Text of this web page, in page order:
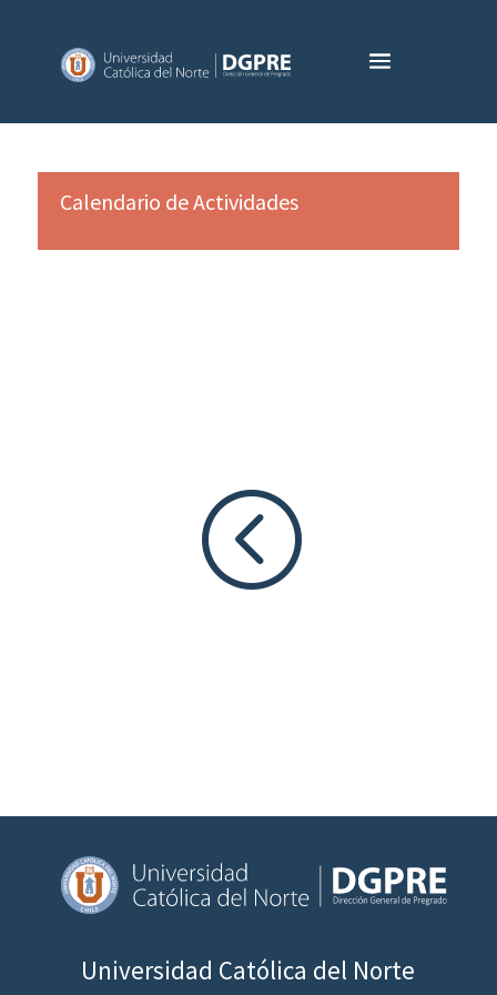
Calendario de Actividades
<
Universidad Católica del Norte